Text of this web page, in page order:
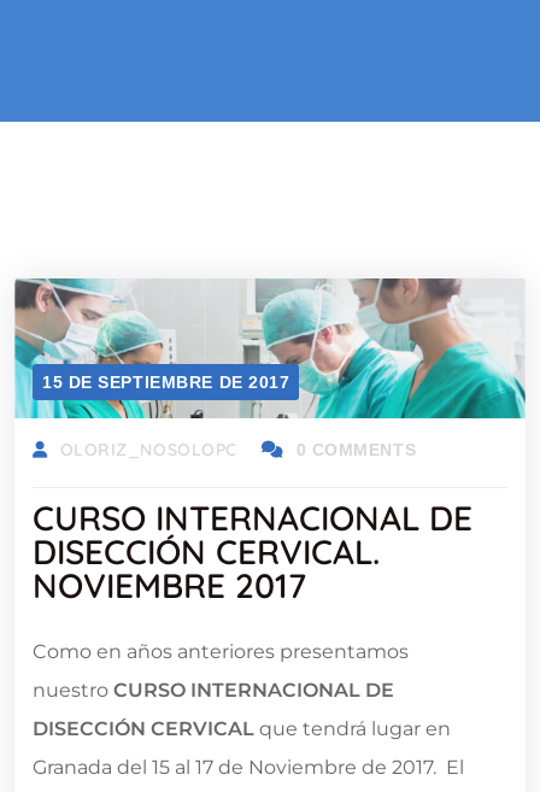
15 DE SEPTIEMBRE DE 2017
OLORIZ_NOSOLOPC 0 COMMENTS
CURSO INTERNACIONAL DE
DISECCIÓN CERVICAL.
NOVIEMBRE 2017
Como en años anteriores presentamos
nuestro CURSO INTERNACIONAL DE
DISECCIÓN CERVICAL que tendrá lugar en
Granada del 15 al 17 de Noviembre de 2017. El